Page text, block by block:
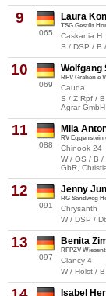
9
065
Laura
TSG Gestüt
Caskania H
S / DSP / B
10
069
Wolfgang
RFV Graben e.V.
Cauda
S / Z.Rpf /
Agrar GmbH
11
088
Mila
RV Eggenstein
Chinook 24
W / OS / B /
GbR,
12
091
Jenny
RG Sandweg
Chrysanth
W / DSP /
13
097
Benita
RFPZV
Clancy 4
W / Holst /
Isabel